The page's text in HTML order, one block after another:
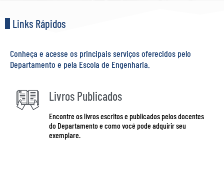
Links Rápidos
Conheça e acesse os principais serviços oferecidos pelo
Departamento e pela Escola de Engenharia.
Livros Publicados
Encontre os livros escritos e publicados pelos docentes
do Departamento e como você pode adquirir seu
exemplare.